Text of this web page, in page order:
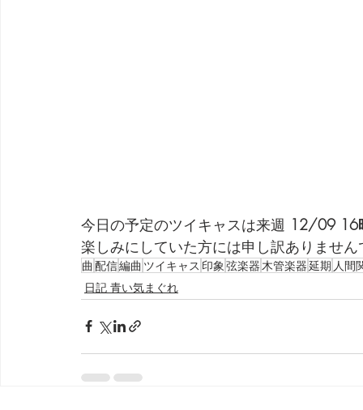
今日の予定のツイキャスは来週 12/09 16
楽しみにしていた方には申し訳ありません
曲 配信編曲 ツイキャス 印象 弦楽器 木管楽器延期 人間
日記 青い気まぐれ